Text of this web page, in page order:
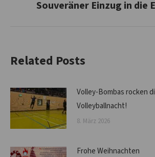
Nächster
Souveräner Einzug in die
Related Posts
Volley-Bombas rocken
Volleyballnacht!
8. März 2026
Frohe Weihnachten